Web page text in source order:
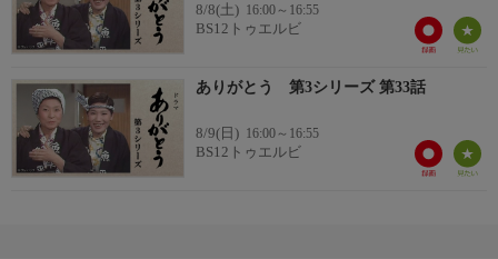
8/8(土) 16:00～16:55
BS12トゥエルビ
ありがとう 第3シリーズ 第33話
8/9(日) 16:00～16:55
BS12トゥエルビ